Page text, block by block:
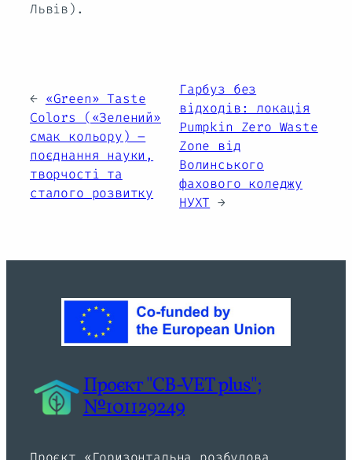
Львів).
← «Green» Taste
Colors («Зелений»
смак кольору) –
поєднання науки,
творчості та
сталого розвитку
Гарбуз без
відходів: локація
Pumpkin Zero Waste
Zone від
Волинського
фахового коледжу
НУХТ →
Проєкт "CB-VET plus";
№101129249